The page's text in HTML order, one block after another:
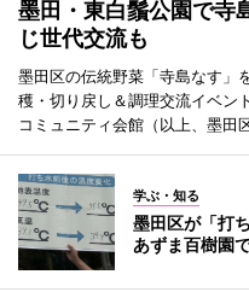
墨田・東白鬚公園で
じ世代交流も
墨田区の伝統野菜「寺島なす」
穫・切り戻し＆調理交流イベン
コミュニティ会館（以上、墨田
学ぶ・知る
墨田区が「打
あずま百樹園